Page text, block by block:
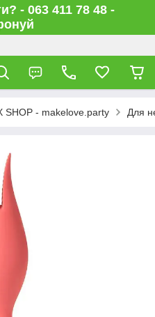
- 063 411 78 48 -
SHOP - makelove.party Для